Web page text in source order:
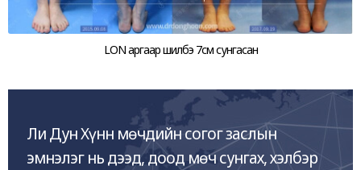
LON аргаар шилбэ 7см сунгасан
Ли Дун Хүнн мөчдийн согог заслын
эмнэлэг нь дээд, доод мөч сунгах, хэлбэр